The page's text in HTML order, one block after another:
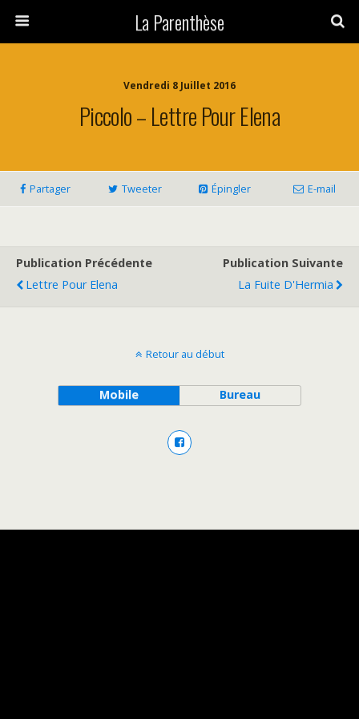
La Parenthèse
Vendredi 8 Juillet 2016
Piccolo – Lettre Pour Elena
Partager Tweeter Épingler E-mail
Publication Précédente
Lettre Pour Elena
Publication Suivante
La Fuite D'Hermia
Retour au début
Mobile Bureau